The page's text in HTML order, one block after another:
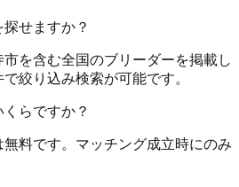
せますか？
を含む全国のブリーダーを掲載し
絞り込み検索が可能です。
らですか？
料です。マッチング成立時にのみ